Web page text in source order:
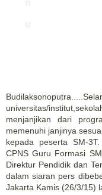
universitas/
menjanjikan dari
memenuhi janjinya
kepada peserta SM-
CPNS Guru Formasi
Direktur Pendidik dan
dalam siaran pers
Jakarta Kamis (26/3/15)